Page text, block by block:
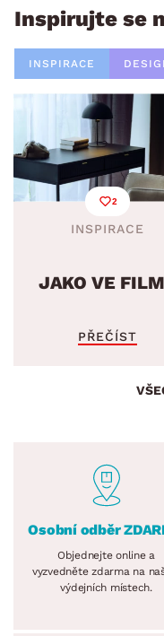
Inspirujte se
INSPIRACE
2
INSPIRACE
JAKO VE
PŘEČÍST
Osobní odběr
Objednejte online a
vyzvedněte zdarma na
výdejních místech.